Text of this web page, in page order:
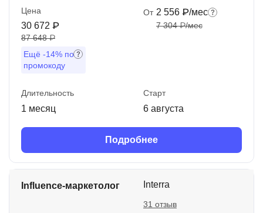
Цена
30 672 ₽
87 648 ₽
Ещё -14% по
промокоду
От 2 556 ₽/мес
7 304 ₽/мес
Длительность
1 месяц
Старт
6 августа
Подробнее
Influence-маркетолог Interra
31 отзыв